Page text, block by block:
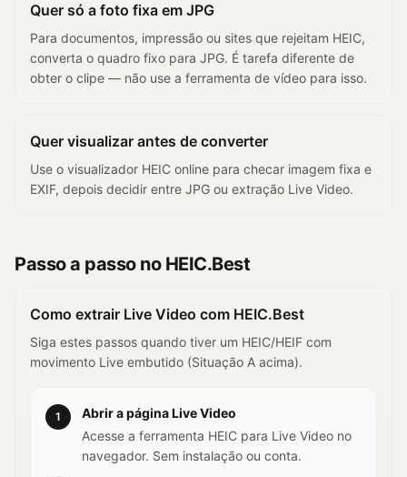
Quer só a foto fixa em JPG
Para documentos, impressão ou sites que rejeitam HEIC,
converta o quadro fixo para JPG. É tarefa diferente de
obter o clipe — não use a ferramenta de vídeo para isso.
Quer visualizar antes de converter
Use o visualizador HEIC online para checar imagem fixa e
EXIF, depois decidir entre JPG ou extração Live Video.
Passo a passo no HEIC.Best
Como extrair Live Video com HEIC.Best
Siga estes passos quando tiver um HEIC/HEIF com
movimento Live embutido (Situação A acima).
1
Abrir a página Live Video
Acesse a ferramenta HEIC para Live Video no
navegador. Sem instalação ou conta.